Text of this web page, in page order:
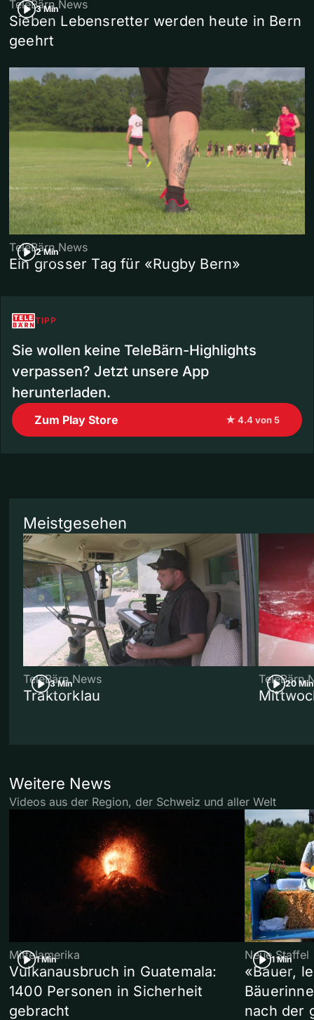
3 Min
TeleBärn News
Sieben Lebensretter werden heute in Bern
geehrt
2 Min
TeleBärn News
Ein grosser Tag für «Rugby Bern»
TIPP
Sie wollen keine TeleBärn-Highlights
verpassen? Jetzt unsere App
herunterladen.
Zum Play Store ★ 4.4 von 5
Meistgesehen
3 Min
TeleBärn News
Traktorklau
20 Min
TeleBärn
Weitere News
Videos aus der Region, der Schweiz und aller Welt
1 Min
Mittelamerika
Vulkanausbruch in Guatemala:
1400 Personen in Sicherheit
gebracht
1 Min
Neue Staffel
«Bauer,
nach der